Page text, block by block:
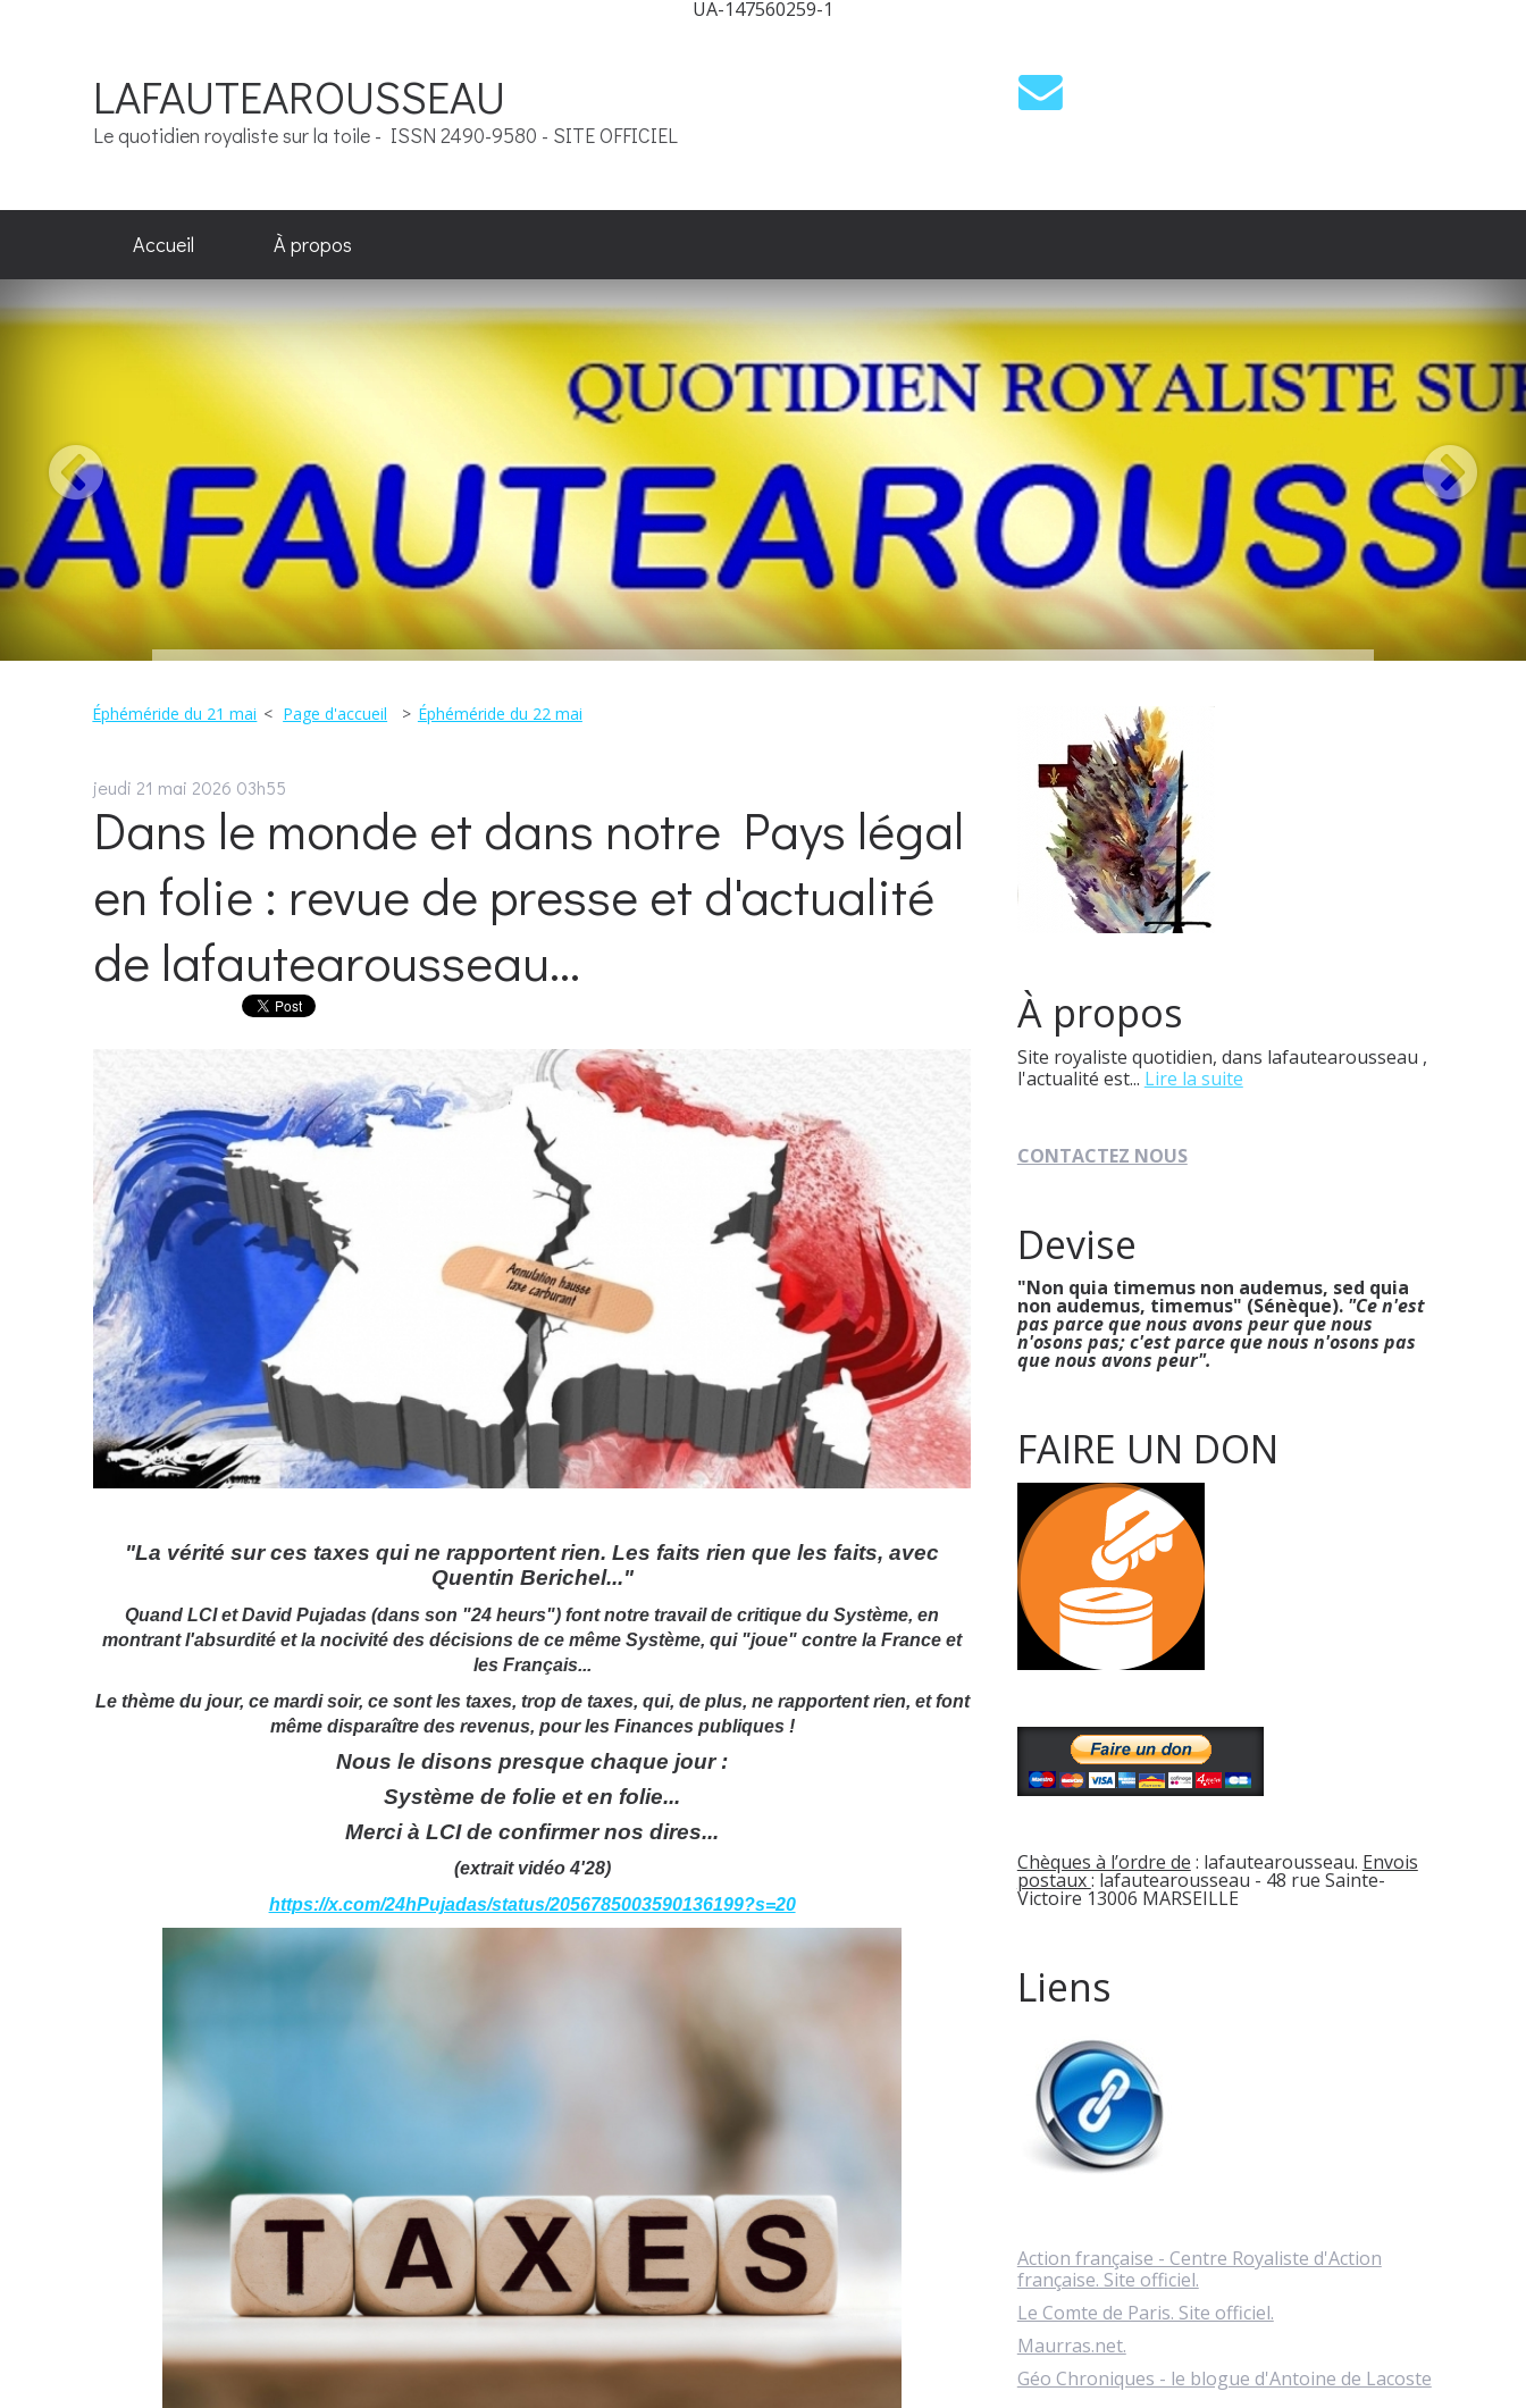
UA-147560259-1
LAFAUTEAROUSSEAU
Le quotidien royaliste sur la toile - ISSN 2490-9580 - SITE OFFICIEL
Accueil À propos
Éphéméride du 21 mai Page d'accueil Éphéméride du 22 mai
jeudi 21 mai 2026 03h55
Dans le monde et dans notre Pays légal
en folie : revue de presse et d'actualité
de lafautearousseau...
"La vérité sur ces taxes qui ne rapportent rien. Les faits rien que les faits, avec
Quentin Berichel..."
Quand LCI et David Pujadas (dans son "24 heurs") font notre travail de critique du Système, en
montrant l'absurdité et la nocivité des décisions de ce même Système, qui "joue" contre la France et
les Français...
Le thème du jour, ce mardi soir, ce sont les taxes, trop de taxes, qui, de plus, ne rapportent rien, et font
même disparaître des revenus, pour les Finances publiques !
Nous le disons presque chaque jour :
Système de folie et en folie...
Merci à LCI de confirmer nos dires...
(extrait vidéo 4'28)
https://x.com/24hPujadas/status/2056785003590136199?s=20
À propos
Site royaliste quotidien, dans lafautearousseau ,
l'actualité est... Lire la suite
CONTACTEZ NOUS
Devise
"Non quia timemus non audemus, sed quia
non audemus, timemus" (Sénèque). "Ce n'est
pas parce que nous avons peur que nous
n'osons pas; c'est parce que nous n'osons pas
que nous avons peur".
FAIRE UN DON
Chèques à l’ordre de : lafautearousseau. Envois
postaux: lafautearousseau - 48 rue Sainte-
Victoire 13006 MARSEILLE
Liens
Action française - Centre Royaliste d'Action
française. Site officiel.
Le Comte de Paris. Site officiel.
Maurras.net.
Géo Chroniques - le blogue d'Antoine de Lacoste